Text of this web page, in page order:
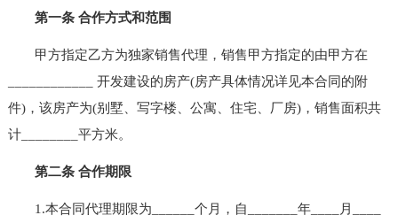
第一条 合作方式和范围
甲方指定乙方为独家销售代理，销售甲方指定的由甲方在
____________ 开发建设的房产(房产具体情况详见本合同的附
件)，该房产为(别墅、写字楼、公寓、住宅、厂房)，销售面积共
计________平方米。
第二条 合作期限
1.本合同代理期限为______个月，自_______年____月____